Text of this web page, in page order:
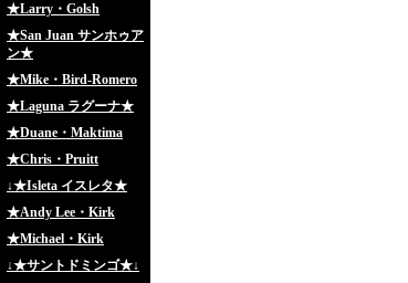
★Larry・Golsh
★San Juan サンホゥア
ン★
★Mike・Bird-Romero
★Laguna ラグーナ★
★Duane・Maktima
★Chris・Pruitt
↓★Isleta イスレタ★
★Andy Lee・Kirk
★Michael・Kirk
↓★サントドミンゴ★↓